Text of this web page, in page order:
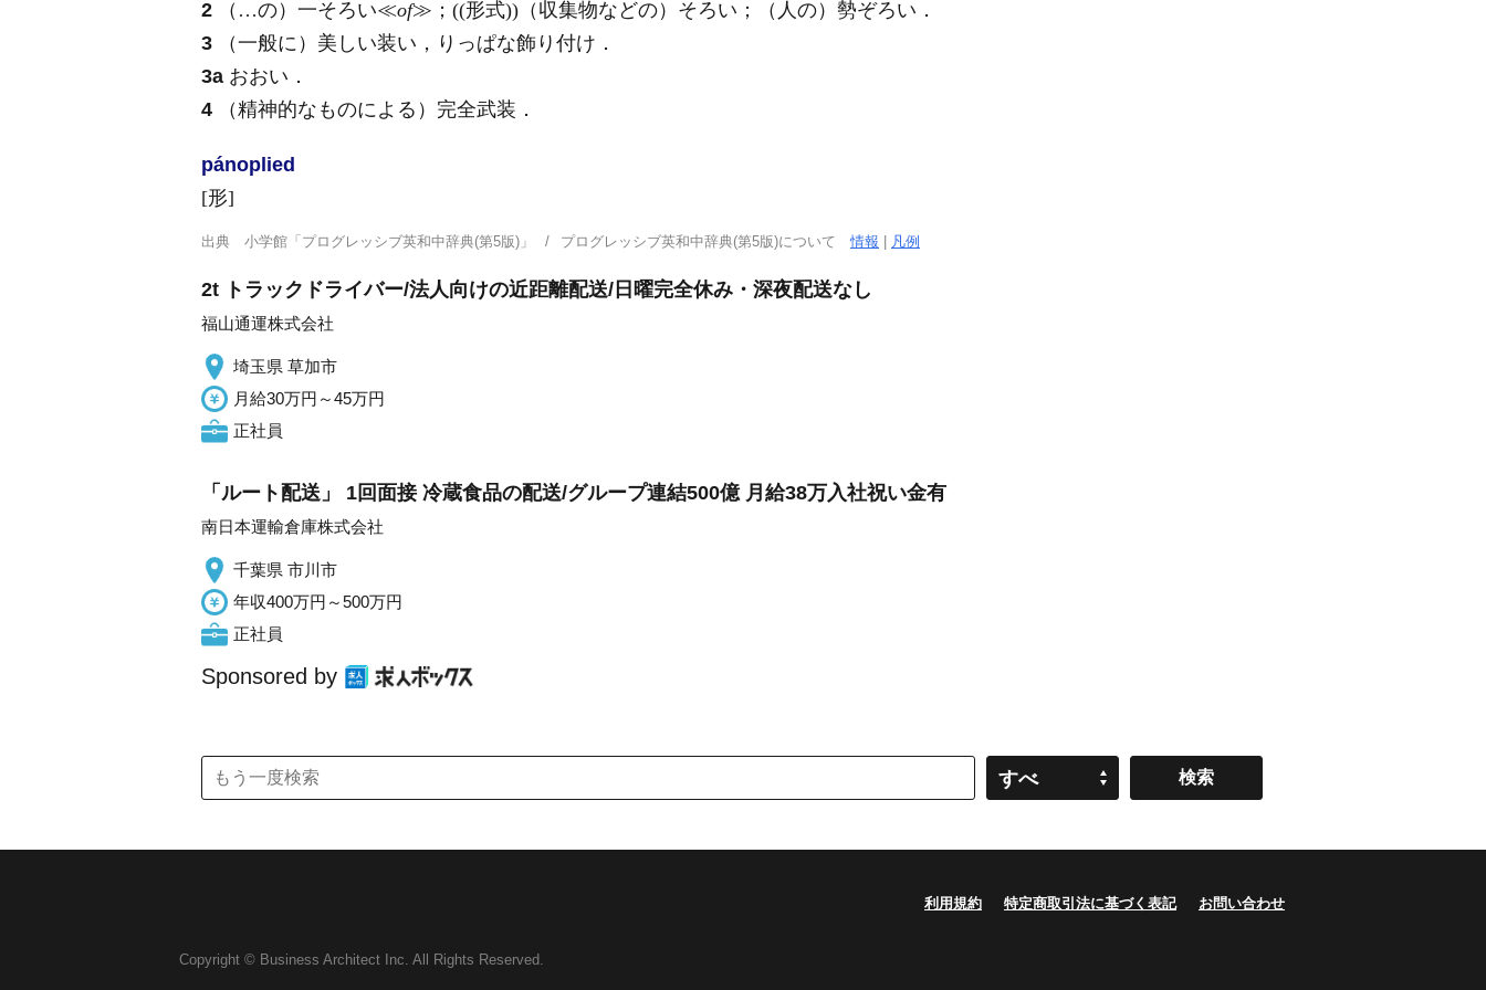
2 （…の）一そろい≪of≫；((形式))（収集物などの）そろい；（人の）勢ぞろい ．
3 （一般に）美しい装い，りっぱな飾り付け ．
3a おおい ．
4 （精神的なものによる）完全武装 ．
pánoplied
[形]
出典 小学館「プログレッシブ英和中辞典(第5版)」 プログレッシブ英和中辞典(第5版)について情報 凡例
2t トラックドライバー/法人向けの近距離配送/日曜完全休み・深夜配送なし
福山通運株式会社
埼玉県 草加市
月給30万円～45万円
正社員
「ルート配送」 1回面接 冷蔵食品の配送/グループ連結500億 月給38万入社祝い金有
南日本運輸倉庫株式会社
千葉県 市川市
年収400万円～500万円
正社員
Sponsored by
すべ
利用規約 特定商取引法に基づく表記 お問い合わせ
Copyright © Business Architect Inc. All Rights Reserved.